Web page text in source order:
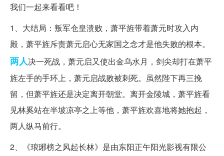
我们一起来看看吧！
1、大结局：叛军仓皇溃败，萧平旌带着萧元时攻入内
殿，萧平旌斥责萧元启心无家国之念才是他失败的根本。
两人决一死战，萧元启又使出金乌水月，剑尖却打在萧平
旌左手的手环上，萧元启战败被刺死。虽然陛下再三挽
留，但萧平旌还是决定离开朝堂。离开金陵城，萧平旌看
见林奚站在半坡凉亭之上等他，萧平旌欢喜地将她抱起，
两人纵马前行。
2、《琅琊榜之风起长林》是由东阳正午阳光影视有限公